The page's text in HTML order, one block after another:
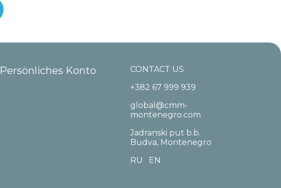
Persönliches Konto
CONTACT US
+382 67 999 939
global@cmm-
montenegro.com
Jadranski put b.b.
Budva, Montenegro
RU
EN